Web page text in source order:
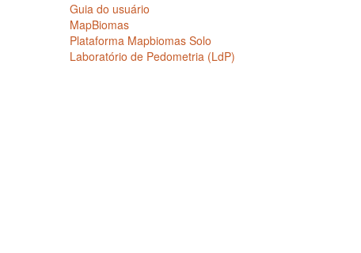
Guia do usuário
MapBiomas
Plataforma Mapbiomas Solo
Laboratório de Pedometria (LdP)